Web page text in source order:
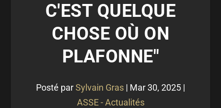
C'EST QUELQUE
CHOSE OÙ ON
PLAFONNE"
Posté parSylvain Gras | Mar 30, 2025 |
ASSE - Actualités